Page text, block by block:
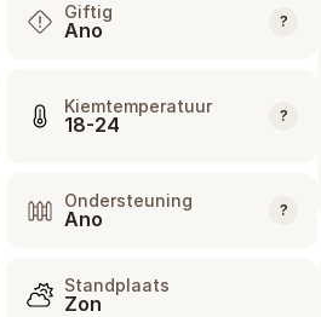
Giftig
Ano ?
Kiemtemperatuur
18-24 ?
Ondersteuning
Ano ?
Standplaats
Zon